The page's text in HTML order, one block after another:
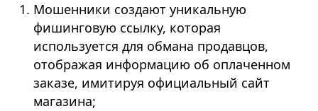
Мошенники создают уникальную
фишинговую ссылку, которая
используется для обмана продавцов,
отображая информацию об оплаченном
заказе, имитируя официальный сайт
магазина;